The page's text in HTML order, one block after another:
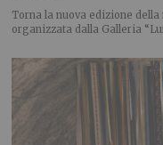
Torna la nuova edizione
organizzata dalla Galleria